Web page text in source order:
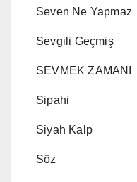
Seven Ne Yapmaz
Sevgili Geçmiş
SEVMEK ZAMANI
Sipahi
Siyah Kalp
Söz